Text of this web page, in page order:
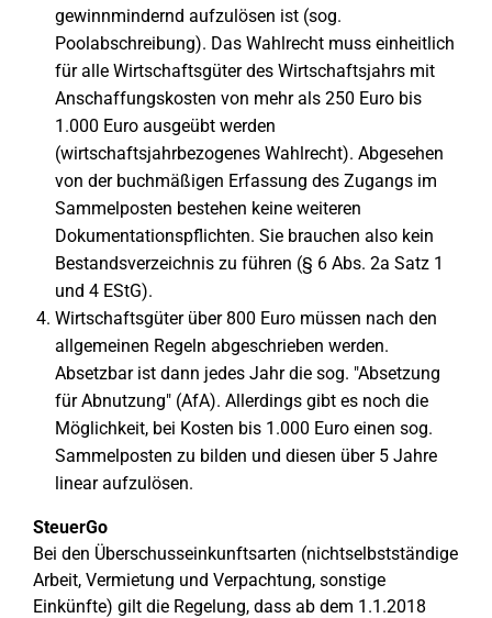
gewinnmindernd aufzulösen ist (sog.
Poolabschreibung). Das Wahlrecht muss einheitlich
für alle Wirtschaftsgüter des Wirtschaftsjahrs mit
Anschaffungskosten von mehr als 250 Euro bis
1.000 Euro ausgeübt werden
(wirtschaftsjahrbezogenes Wahlrecht). Abgesehen
von der buchmäßigen Erfassung des Zugangs im
Sammelposten bestehen keine weiteren
Dokumentationspflichten. Sie brauchen also kein
Bestandsverzeichnis zu führen (§ 6 Abs. 2a Satz 1
und 4 EStG).
Wirtschaftsgüter über 800 Euro müssen nach den
allgemeinen Regeln abgeschrieben werden.
Absetzbar ist dann jedes Jahr die sog. "Absetzung
für Abnutzung" (AfA). Allerdings gibt es noch die
Möglichkeit, bei Kosten bis 1.000 Euro einen sog.
Sammelposten zu bilden und diesen über 5 Jahre
linear aufzulösen.
SteuerGo
Bei den Überschusseinkunftsarten (nichtselbstständige
Arbeit, Vermietung und Verpachtung, sonstige
Einkünfte) gilt die Regelung, dass ab dem 1.1.2018